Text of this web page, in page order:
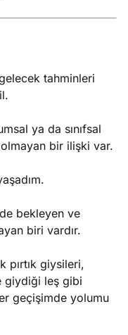
tahminleri
ya da sınıfsal
bir ilişki var.
bekleyen ve
biri vardır.
pırtık giysileri,
giydiği leş gibi
geçişimde yolumu